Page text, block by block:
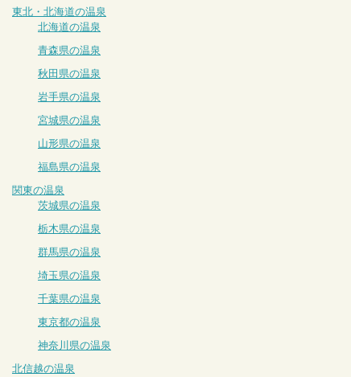
東北・北海道の温泉
北海道の温泉
青森県の温泉
秋田県の温泉
岩手県の温泉
宮城県の温泉
山形県の温泉
福島県の温泉
関東の温泉
茨城県の温泉
栃木県の温泉
群馬県の温泉
埼玉県の温泉
千葉県の温泉
東京都の温泉
神奈川県の温泉
北信越の温泉